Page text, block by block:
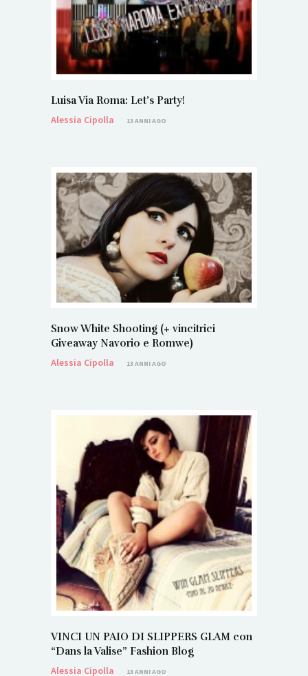
Luisa Via Roma: Let’s Party!
Alessia Cipolla
13 ANNI AGO
Snow White Shooting (+ vincitrici
Giveaway Navorio e Romwe)
Alessia Cipolla
13 ANNI AGO
VINCI UN PAIO DI SLIPPERS GLAM con
“Dans la Valise” Fashion Blog
Alessia Cipolla
13 ANNI AGO